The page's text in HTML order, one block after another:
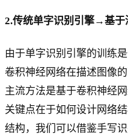
2.传统单字识别引擎→基于
由于单字识别引擎的训练
卷积神经网络在描述图像
主流方法是基于卷积神经
关键点在于如何设计网络
结构，我们可以借鉴手写